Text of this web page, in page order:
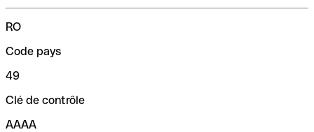
RO
Code pays
49
Clé de contrôle
AAAA